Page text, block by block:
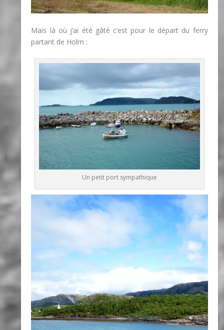
Mais là où j’ai été gâté c’est pour le départ du ferry
partant de Holm :
Un petit port sympathique